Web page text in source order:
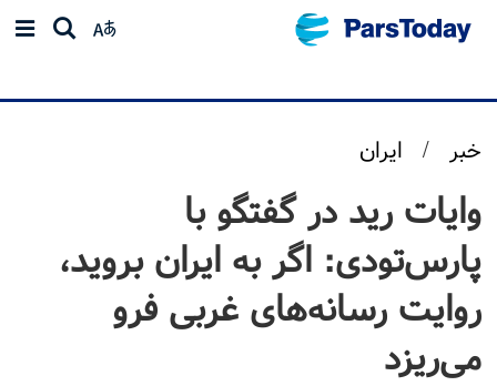
خبر / ایران
وایات رید در گفتگو با
پارس‌تودی: اگر به ایران بروید،
روایت رسانه‌های غربی فرو
می‌ریزد